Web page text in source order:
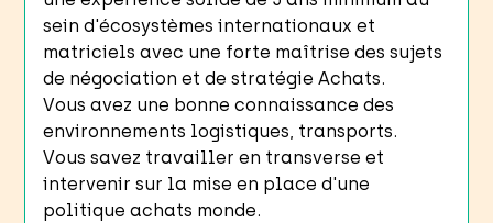
sein d'écosystèmes internationaux et
matriciels avec une forte maîtrise des sujets
de négociation et de stratégie Achats.
Vous avez une bonne connaissance des
environnements logistiques, transports.
Vous savez travailler en transverse et
intervenir sur la mise en place d'une
politique achats monde.